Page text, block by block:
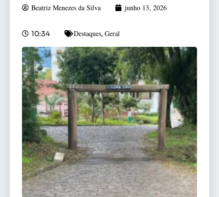
Beatriz Menezes da Silva junho 13, 2026
10:34 Destaques, Geral